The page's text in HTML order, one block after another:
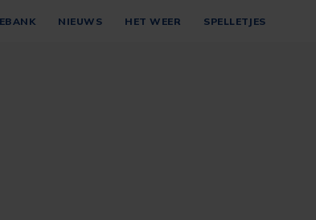
NIEUWS HET WEER SPELLETJES